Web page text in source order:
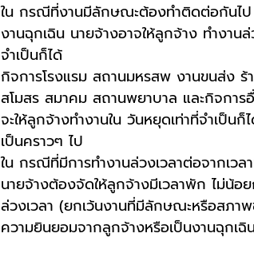
ใน กรณีที่งานมีลักษณะต้องทำติดต่อกันไป
งานฉุกเฉิน นายจ้างอาจให้ลูกจ้าง ทำงาน
จำเป็นก็ได้
กิจการโรงแรม สถานมหรสพ งานขนส่ง ร้
สโมสร สมาคม สถานพยาบาล และกิจการ
จะให้ลูกจ้างทำงานใน วันหยุดเท่าที่จำเป็น
เป็นคราวๆ ไป
ใน กรณีที่มีการทำงานล่วงเวลาต่อจากเว
นายจ้างต้องจัดให้ลูกจ้างมีเวลาพัก ไม่น้
ล่วงเวลา (ยกเว้นงานที่มีลักษณะหรือสภา
ความยินยอมจากลูกจ้างหรือเป็นงานฉุกเฉิ